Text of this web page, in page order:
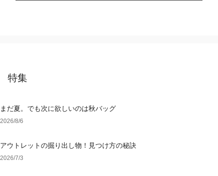
特集
まだ夏。でも次に欲しいのは秋バッグ
2026/8/6
アウトレットの掘り出し物！見つけ方の秘訣
2026/7/3